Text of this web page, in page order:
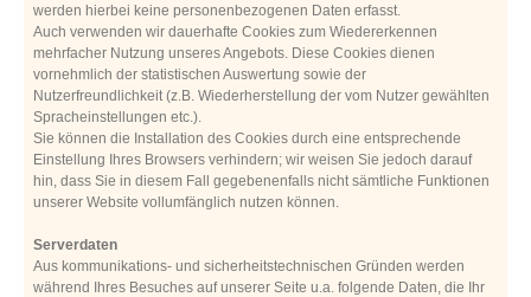
werden hierbei keine personenbezogenen Daten erfasst.
Auch verwenden wir dauerhafte Cookies zum Wiedererkennen
mehrfacher Nutzung unseres Angebots. Diese Cookies dienen
vornehmlich der statistischen Auswertung sowie der
Nutzerfreundlichkeit (z.B. Wiederherstellung der vom Nutzer gewählten
Spracheinstellungen etc.).
Sie können die Installation des Cookies durch eine entsprechende
Einstellung Ihres Browsers verhindern; wir weisen Sie jedoch darauf
hin, dass Sie in diesem Fall gegebenenfalls nicht sämtliche Funktionen
unserer Website vollumfänglich nutzen können.
Serverdaten
Aus kommunikations- und sicherheitstechnischen Gründen werden
während Ihres Besuches auf unserer Seite u.a. folgende Daten, die Ihr